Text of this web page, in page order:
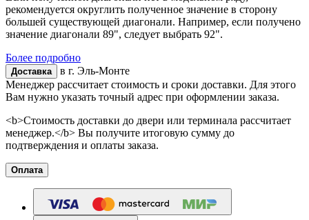
рекомендуется округлить полученное значение в сторону
большей существующей диагонали. Например, если получено
значение диагонали 89", следует выбрать 92".
Более подробно
Доставка в г. Эль-Монте
Менеджер рассчитает стоимость и сроки доставки. Для этого
Вам нужно указать точный адрес при оформлении заказа.
<b>Стоимость доставки до двери или терминала рассчитает
менеджер.</b> Вы получите итоговую сумму до
подтверждения и оплаты заказа.
Оплата